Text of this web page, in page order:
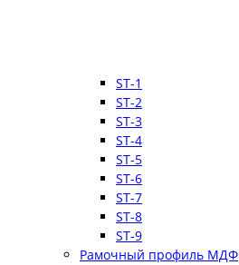
ST-1
ST-2
ST-3
ST-4
ST-5
ST-6
ST-7
ST-8
ST-9
Рамочный профиль МДФ